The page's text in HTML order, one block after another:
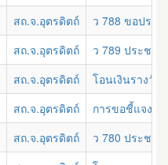
สถ.จ.อุตรดิตถ์
ว 788 ขอประ
สถ.จ.อุตรดิตถ์
ว 789 ประชา
สถ.จ.อุตรดิตถ์
โอนเงินรางวัล
สถ.จ.อุตรดิตถ์
การขอชี้แจงเ
สถ.จ.อุตรดิตถ์
ว 780 ประชา